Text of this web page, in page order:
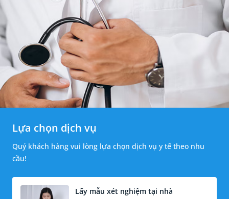
Lựa chọn dịch vụ
Quý khách hàng vui lòng lựa chọn dịch vụ y tế theo nhu
cầu!
Lấy mẫu xét nghiệm tại nhà